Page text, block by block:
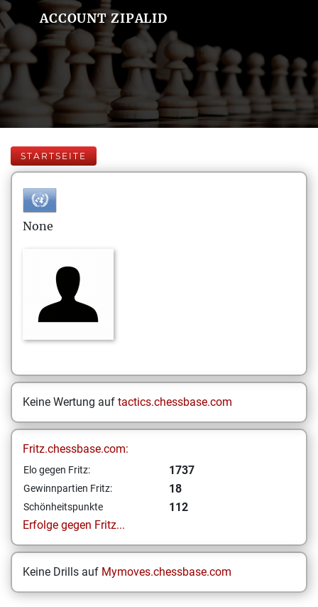
ACCOUNT ZIPALID
STARTSEITE
None
Keine Wertung auf tactics.chessbase.com
Fritz.chessbase.com:
Elo gegen Fritz: 1737
Gewinnpartien Fritz: 18
Schönheitspunkte
112
Erfolge gegen Fritz...
Keine Drills auf Mymoves.chessbase.com